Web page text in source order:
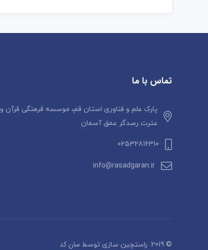
تماس با ما
پارک علم و فناوری استان قم، موسسه فرهنگی قرآن و
عترت رصدگر عمق آسمان
02532816310
info@rasadgaran.ir
© 2019. راستچین سازی توسط سان کد